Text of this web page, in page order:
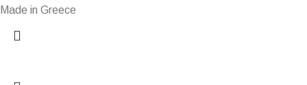
Made in Greece